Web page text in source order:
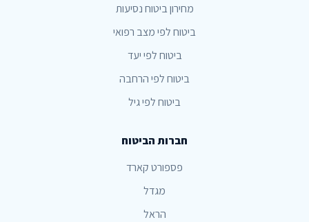
מחירון ביטוח נסיעות
ביטוח לפי מצב רפואי
ביטוח לפי יעד
ביטוח לפי הרחבה
ביטוח לפי גיל
חברות הביטוח
פספורט קארד
מגדל
הראל